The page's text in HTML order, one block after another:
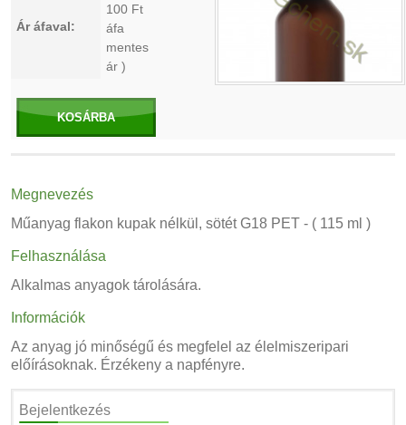
Ár áfaval:
100 Ft
áfa
mentes
ár )
KOSÁRBA
Megnevezés
Műanyag flakon kupak nélkül, sötét G18 PET - ( 115 ml )
Felhasználása
Alkalmas anyagok tárolására.
Információk
Az anyag jó minőségű és megfelel az élelmiszeripari
előírásoknak. Érzékeny a napfényre.
Bejelentkezés